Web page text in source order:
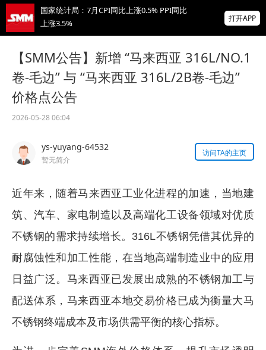
国家统计局：7月CPI同比上涨0.5% PPI同比
上涨3.5%
涨跌互现 贵金属周线大反攻【隔夜行情】
2026 SMM锌业大会圆满落幕！大咖云集 共
寻锌行业破局发展新机遇
掌上有色
打开APP
【SMM公告】新增 “马来西亚 316L/NO.1
卷-毛边” 与 “马来西亚 316L/2B卷-毛边”
价格点公告
2026-05-28 06:04
ys-yuyang-64532
暂无简介
访问TA的主页
近年来，随着马来西亚工业化进程的加速，当地建
筑、汽车、家电制造以及高端化工设备领域对优质
不锈钢的需求持续增长。316L不锈钢凭借其优异的
耐腐蚀性和加工性能，在当地高端制造业中的应用
日益广泛。马来西亚已发展出成熟的不锈钢加工与
配送体系，马来西亚本地交易价格已成为衡量大马
不锈钢终端成本及市场供需平衡的核心指标。